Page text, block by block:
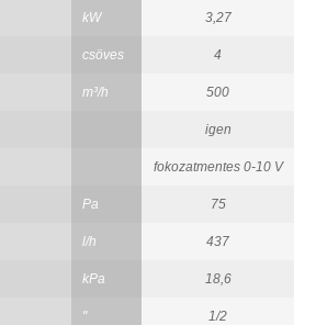
kW 3,27
csöves 4
m³/h 500
igen
fokozatmentes 0-10 V
Pa 75
l/h 437
kPa 18,6
" 1/2